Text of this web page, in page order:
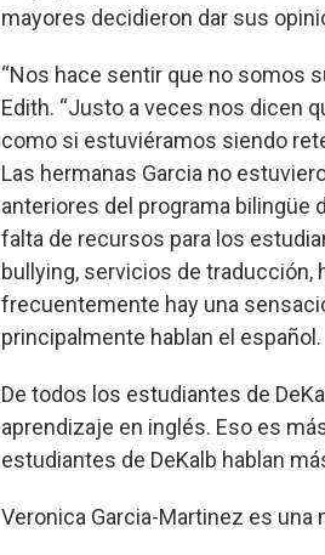
mayores decidieron dar sus
“Nos hace sentir que no somos
Edith. “Justo a veces nos dicen
como si estuviéramos siendo
Las hermanas Garcia no
anteriores del programa bilingüe
falta de recursos para los
bullying, servicios de traducción,
frecuentemente hay una
principalmente hablan el español.
De todos los estudiantes de
aprendizaje en inglés. Eso es
estudiantes de DeKalb hablan
Veronica Garcia-Martinez es